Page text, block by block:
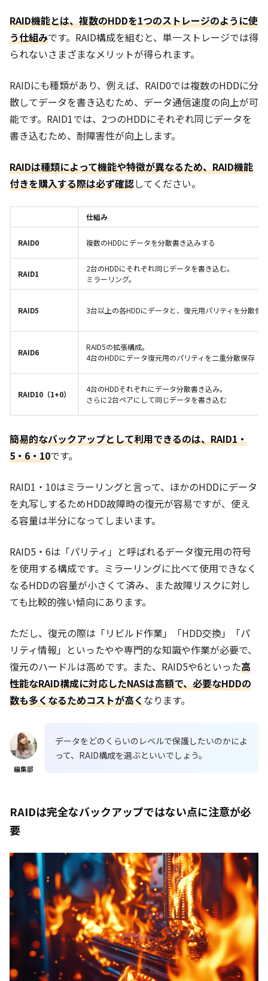
RAID機能とは、複数のHDDを1つのストレージのように使
う仕組みです。RAID構成を組むと、単一ストレージでは得
られないさまざまなメリットが得られます。
RAIDにも種類があり、例えば、RAID0では複数のHDDに分
散してデータを書き込むため、データ通信速度の向上が可
能です。RAID1では、2つのHDDにそれぞれ同じデータを
書き込むため、耐障害性が向上します。
RAIDは種類によって機能や特徴が異なるため、RAID機能
付きを購入する際は必ず確認してください。
仕組み
RAID0 複数のHDDにデータを分散書き込みする
RAID1
2台のHDDにそれぞれ同じデータを書き込む。
ミラーリング。
RAID5 3台以上の各HDDにデータと、復元用パリティを分散保
RAID6
RAID5の拡張構成。
4台のHDDにデータ復元用のパリティを二重分散保存
RAID10（1+0）
4台のHDDそれぞれにデータ分散書き込み。
さらに2台ペアにして同じデータを書き込む
簡易的なバックアップとして利用できるのは、RAID1・
5・6・10です。
RAID1・10はミラーリングと言って、ほかのHDDにデータ
を丸写しするためHDD故障時の復元が容易ですが、使え
る容量は半分になってしまいます。
RAID5・6は「パリティ」と呼ばれるデータ復元用の符号
を使用する構成です。ミラーリングに比べて使用できなく
なるHDDの容量が小さくて済み、また故障リスクに対し
ても比較的強い傾向にあります。
ただし、復元の際は「リビルド作業」「HDD交換」「パ
リティ情報」といったやや専門的な知識や作業が必要で、
復元のハードルは高めです。また、RAID5や6といった高
性能なRAID構成に対応したNASは高額で、必要なHDDの
数も多くなるためコストが高くなります。
編集部
データをどのくらいのレベルで保護したいのかによ
って、RAID構成を選ぶといいでしょう。
RAIDは完全なバックアップではない点に注意が必
要